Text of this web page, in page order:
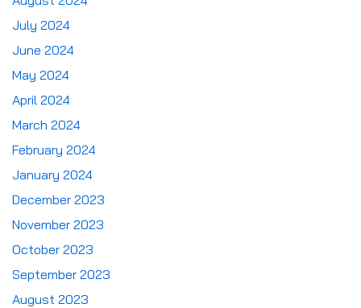
July 2024
June 2024
May 2024
April 2024
March 2024
February 2024
January 2024
December 2023
November 2023
October 2023
September 2023
August 2023